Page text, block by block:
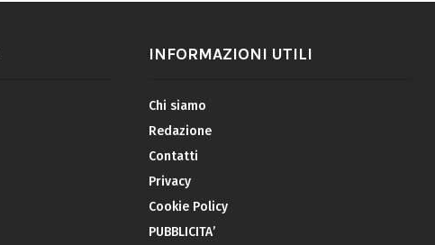
INFORMAZIONI UTILI
Chi siamo
Redazione
Contatti
Privacy
Cookie Policy
PUBBLICITA’